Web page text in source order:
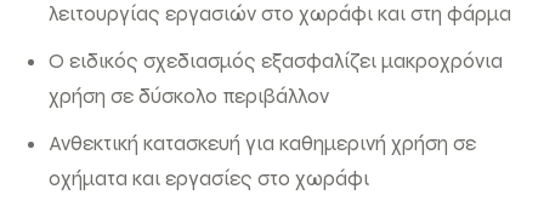
λειτουργίας εργασιών στο χωράφι και στη φάρμα
Ο ειδικός σχεδιασμός εξασφαλίζει μακροχρόνια
χρήση σε δύσκολο περιβάλλον
Ανθεκτική κατασκευή για καθημερινή χρήση σε
οχήματα και εργασίες στο χωράφι